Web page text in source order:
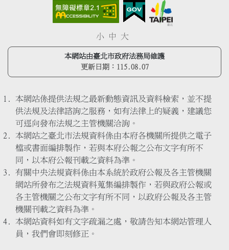
小 中 大
本網站由臺北市政府法務局維護
更新日期： 115.08.07
本網站係提供法規之最新動態資訊及資料檢索，並不提
供法規及法律諮詢之服務，如有法律上的疑義，建議您
可逕向發布法規之主管機關洽詢。
本網站之臺北市法規資料係由本府各機關所提供之電子
檔或書面編排製作，若與本府公報之公布文字有所不
同，以本府公報刊載之資料為準。
有關中央法規資料係由本系統於政府公報及各主管機關
網站所發布之法規資料蒐集編排製作，若與政府公報或
各主管機關之公布文字有所不同，以政府公報及各主管
機關刊載之資料為準。
本網站資料如有文字疏漏之處，敬請告知本網站管理人
員，我們會即刻修正。